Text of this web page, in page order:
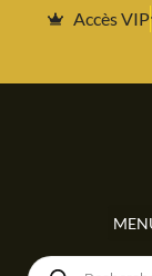
Accès VIP